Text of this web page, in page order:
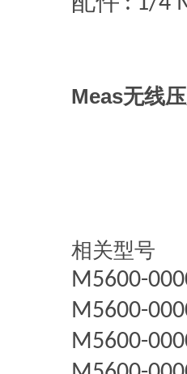
Meas无线
相关型号
M5600-
M5600-
M5600-